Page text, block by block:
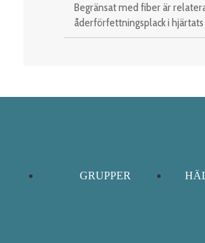
Begränsat med fiber är
åderförfettningsplack i hjärtats
GRUPPER